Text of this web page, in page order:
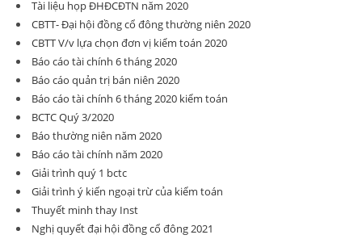
Tài liệu họp ĐHĐCĐTN năm 2020
CBTT- Đại hội đồng cổ đông thường niên 2020
CBTT V/v lựa chọn đơn vị kiểm toán 2020
Báo cáo tài chính 6 tháng 2020
Báo cáo quản trị bán niên 2020
Báo cáo tài chính 6 tháng 2020 kiểm toán
BCTC Quý 3/2020
Báo thường niên năm 2020
Báo cáo tài chính năm 2020
Giải trình quý 1 bctc
Giải trình ý kiến ngoại trừ của kiểm toán
Thuyết minh thay Inst
Nghị quyết đại hội đồng cổ đông 2021